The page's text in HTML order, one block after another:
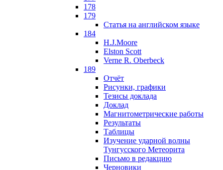
178
179
Статья на английском языке
184
H.J.Moore
Elston Scott
Verne R. Oberbeck
189
Отчёт
Рисунки, графики
Тезисы доклада
Доклад
Магнитометрические работы
Результаты
Таблицы
Изучение ударной волны
Тунгусского Метеорита
Письмо в редакцию
Черновики